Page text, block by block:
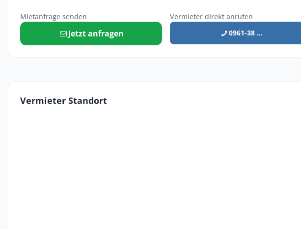
Mietanfrage senden
Jetzt anfragen
Vermieter direkt anrufen
0961-38 ...
Vermieter Standort